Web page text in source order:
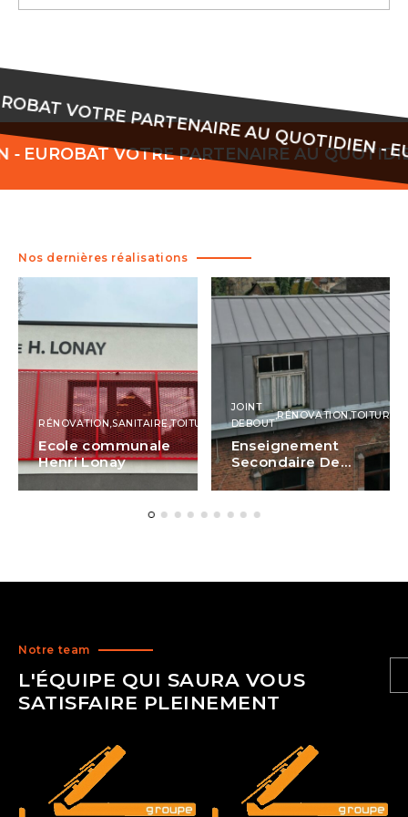
EUROBAT VOTRE PARTENAIRE AU
VOTRE PARTENAIRE AU QUOTIDIEN -
Nos dernières réalisations
RÉNOVATION,SANITAIRE,TOITURES
Ecole communale
Henri Lonay
JOINT
DEBOUT
,RÉNOVATION,TOITURES
Enseignement
Secondaire De
Beauvoir
Notre team
L'ÉQUIPE QUI SAURA VOUS
SATISFAIRE PLEINEMENT